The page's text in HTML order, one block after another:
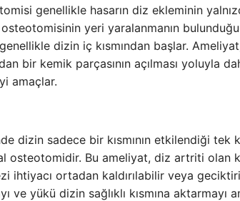
genellikle hasarın diz ekleminin
yeri yaralanmanın bulunduğu
dizin iç kısmından başlar.
bir kemik parçasının açılması yoluyla
amaçlar.
dizin sadece bir kısmının etkilendiği tek
osteotomidir. Bu ameliyat, diz artriti olan
ihtiyacı ortadan kaldırılabilir veya
ve yükü dizin sağlıklı kısmına aktarmayı